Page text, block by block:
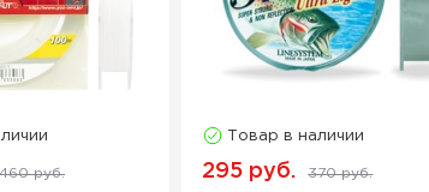
460 руб.
Товар в наличии
295 руб. 370 руб.